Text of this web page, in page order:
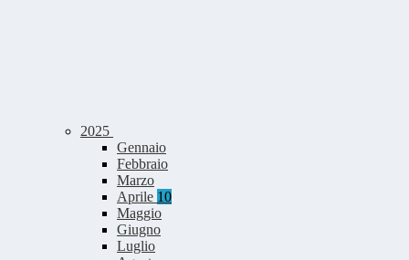
2025
Gennaio
Febbraio
Marzo
Aprile 10
Maggio
Giugno
Luglio